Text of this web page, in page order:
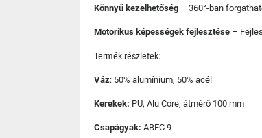
Könnyű kezelhetőség – 360°-ban
Motorikus képességek fejlesztése –
Termék részletek:
Váz: 50% alumínium, 50% acél
Kerekek: PU, Alu Core, átmérő 100 mm
Csapágyak: ABEC 9